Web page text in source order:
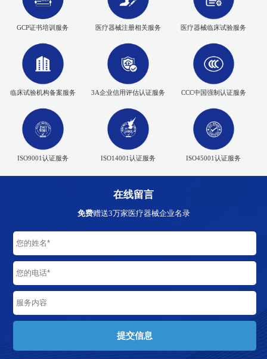
GCP证书培训服务 医疗器械注册相关服务 医疗器械临床试验服务
临床试验机构备案服务 3A企业信用评估认证服务 CCC中国强制认证服务
ISO9001认证服务 ISO14001认证服务 ISO45001认证服务
在线留言
免费赠送3万家医疗器械企业名录